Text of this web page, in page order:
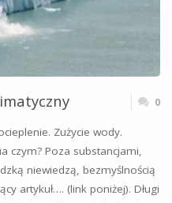
0
Zużycie wody.
czym? Poza substancjami,
niewiedzą, bezmyślnością
artykuł…. (link poniżej). Długi